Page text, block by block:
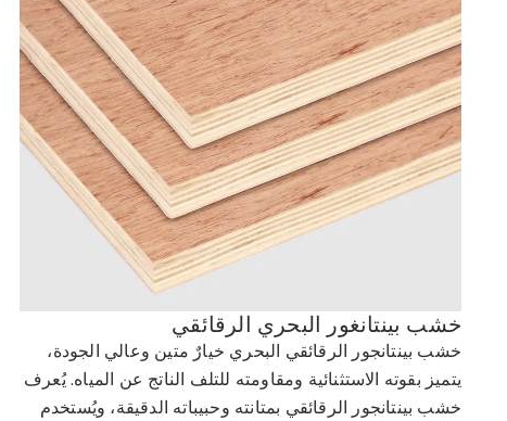
خشب بينتانغور البحري الرقائقي
خشب بينتانجور الرقائقي البحري خيارٌ متين وعالي الجودة،
يتميز بقوته الاستثنائية ومقاومته للتلف الناتج عن المياه. يُعرف
خشب بينتانجور الرقائقي بمتانته وحبيباته الدقيقة، ويُستخدم